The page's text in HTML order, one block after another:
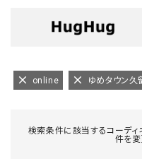
online ゆめタウン久
検索条件に該当するコーディ
件を変